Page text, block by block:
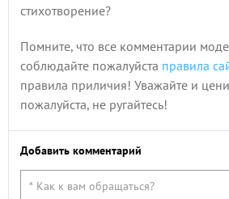
стихотворение?
Помните, что все комментарии
соблюдайте пожалуйста правила
правила приличия! Уважайте и
пожалуйста, не ругайтесь!
Добавить комментарий